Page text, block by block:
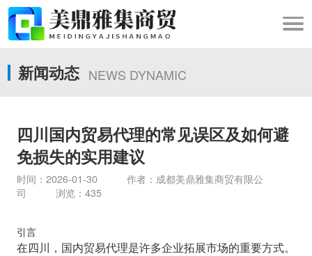
新闻动态 NEWS DYNAMIC
四川国内贸易代理的常见误区及如何避
免损失的实用建议
时间：2026-01-30 作者：成都美鼎雅集商贸有限公
司 浏览：435
引言
在四川，国内贸易代理是许多企业拓展市场的重要方式。